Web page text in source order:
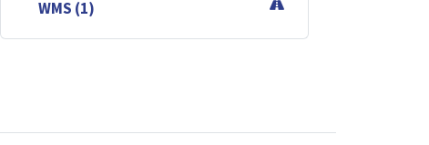
WMS (1)